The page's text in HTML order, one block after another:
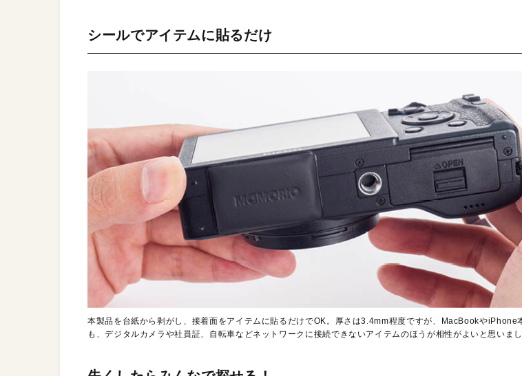
シールでアイテムに貼るだけ
本製品を台紙から剥がし、接着面をアイテムに貼るだけでOK。厚さは3.4mm程度ですが、MacBookやiPhone
も、デジタルカメラや社員証、自転車などネットワークに接続できないアイテムのほうが相性がよいと思いまし